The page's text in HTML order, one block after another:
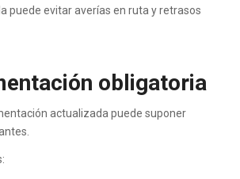
puede evitar averías en ruta y retrasos
obligatoria
actualizada puede suponer